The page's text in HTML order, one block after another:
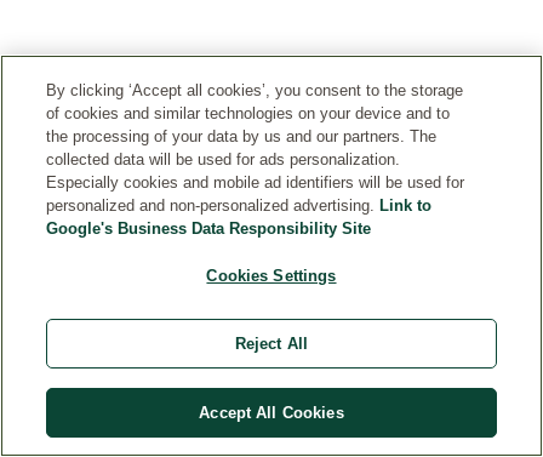
Jetzt zum
Newsletter
anmelden
und -10%
auf deine
ADRESSE
By clicking ‘Accept all cookies’, you consent to the storage
of cookies and similar technologies on your device and to
the processing of your data by us and our partners. The
collected data will be used for ads personalization.
Especially cookies and mobile ad identifiers will be used for
personalized and non-personalized advertising. Link to
Google's Business Data Responsibility Site
Cookies Settings
Reject All
Accept All Cookies